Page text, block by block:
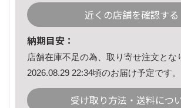
近くの店舗を確認する
納期目安：
店舗在庫不足の為、取り寄せ注文とな
2026.08.29 22:34頃のお届け予定です。
受け取り方法・送料につ